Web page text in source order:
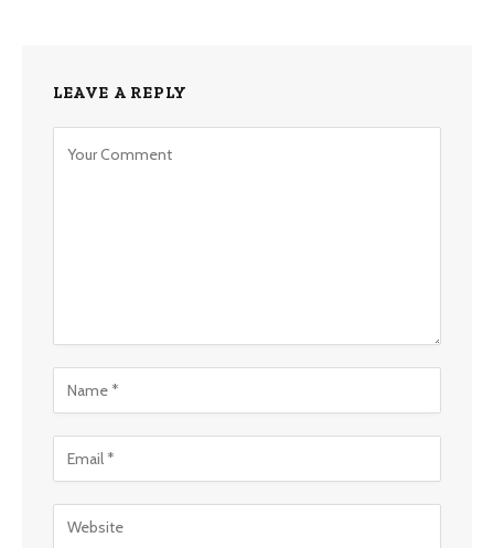
LEAVE A REPLY